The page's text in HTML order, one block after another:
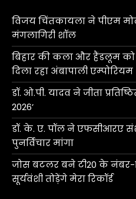
विजय चिंतकायला ने पीएम
मंगलागिरी शॉल
बिहार की कला और हैंडलूम को
दिला रहा अंबापाली एम्पोरियम
डॉ. ओ.पी. यादव ने जीता
2026’
डॉ. के. ए. पॉल ने एफसीआरए
पुनर्विचार मांगा
जोस बटलर बने टी20 के नंबर-
सूर्यवंशी तोड़ेंगे मेरा रिकॉर्ड